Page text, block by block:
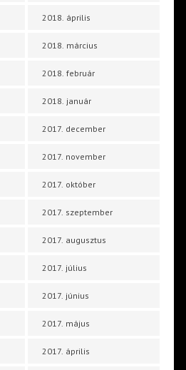
2018. április
2018. március
2018. február
2018. január
2017. december
2017. november
2017. október
2017. szeptember
2017. augusztus
2017. július
2017. június
2017. május
2017. április